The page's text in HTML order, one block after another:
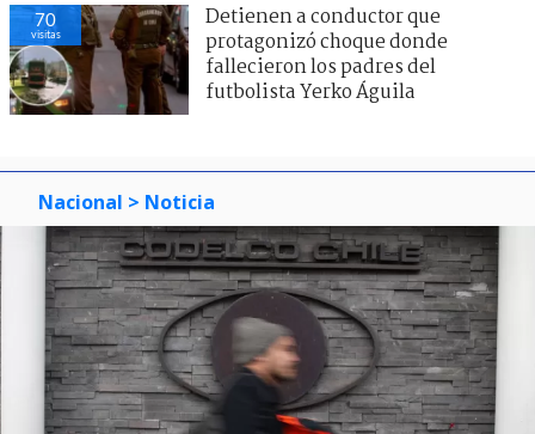
70
visitas
Detienen a conductor que
protagonizó choque donde
fallecieron los padres del
futbolista Yerko Águila
Nacional > Noticia